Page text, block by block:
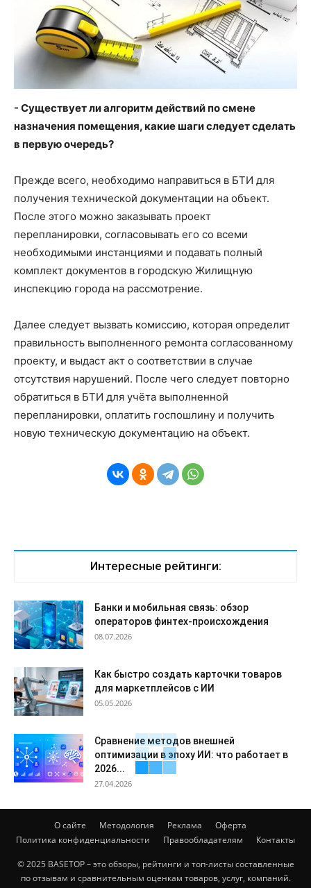
- Существует ли алгоритм действий по смене
назначения помещения, какие шаги следует сделать
в первую очередь?
Прежде всего, необходимо направиться в БТИ для
получения технической документации на объект.
После этого можно заказывать проект
перепланировки, согласовывать его со всеми
необходимыми инстанциями и подавать полный
комплект документов в городскую Жилищную
инспекцию города на рассмотрение.
Далее следует вызвать комиссию, которая определит
правильность выполненного ремонта согласованному
проекту, и выдаст акт о соответствии в случае
отсутствия нарушений. После чего следует повторно
обратиться в БТИ для учёта выполненной
перепланировки, оплатить госпошлину и получить
новую техническую документацию на объект.
Интересные рейтинги:
Банки и мобильная связь: обзор
операторов финтех-происхождения
08.07.2026
Как быстро создать карточки товаров
для маркетплейсов с ИИ
05.05.2026
Сравнение методов внешней
оптимизации в эпоху ИИ: что работает в
2026...
27.04.2026
О сайте Методология Реклама
Оферта
Политика конфиденциальности
Правообладателям Контакты
© 2025 BASETOP – это обзоры, рейтинги и топ-листы составленные
по отзывам и сравнительным оценкам товаров, услуг, компаний.